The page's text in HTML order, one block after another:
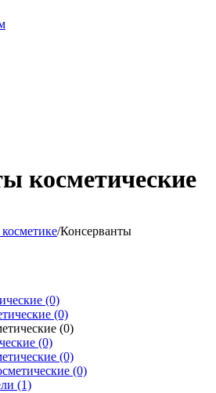
косметические
/Консерванты
(0)
(0)
(0)
(0)
(0)
(0)
(1)